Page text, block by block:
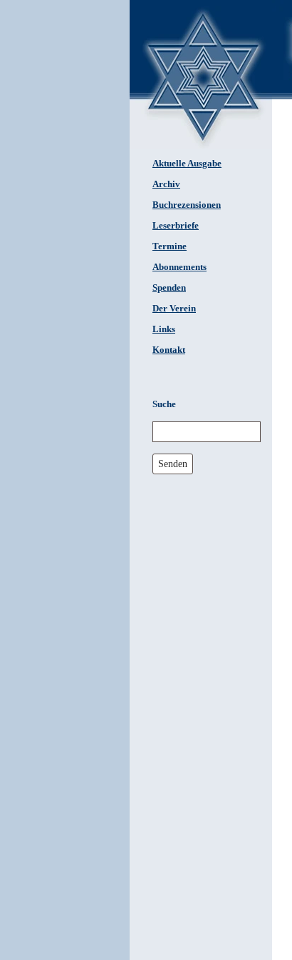
Aktuelle Ausgabe
Archiv
Buchrezensionen
Leserbriefe
Termine
Abonnements
Spenden
Der Verein
Links
Kontakt
Suche
Senden